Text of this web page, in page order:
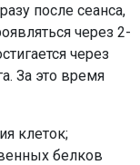
после сеанса,
через 2-
через
За это время
клеток;
белков